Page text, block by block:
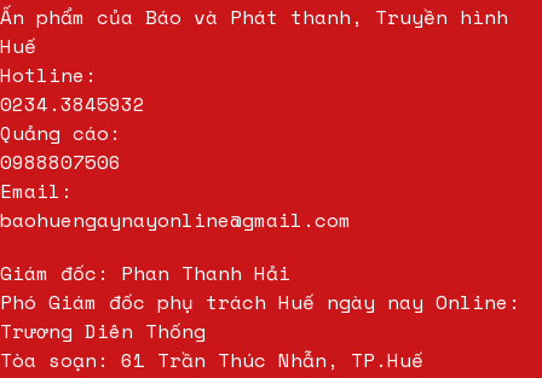
Ấn phẩm của Báo và Phát thanh, Truyền hình
Huế
Hotline:
0234.3845932
Quảng cáo:
0988807506
Email:
baohuengaynayonline@gmail.com
Giám đốc: Phan Thanh Hải
Phó Giám đốc phụ trách Huế ngày nay Online:
Trương Diên Thống
Tòa soạn: 61 Trần Thúc Nhẫn, TP.Huế